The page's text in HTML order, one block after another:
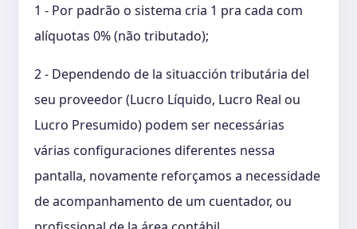
1 - Por padrão o sistema cria 1 pra cada com
alíquotas 0% (não tributado);
2 - Dependendo de la situacción tributária del
seu proveedor (Lucro Líquido, Lucro Real ou
Lucro Presumido) podem ser necessárias
várias configuraciones diferentes nessa
pantalla, novamente reforçamos a necessidade
de acompanhamento de um cuentador, ou